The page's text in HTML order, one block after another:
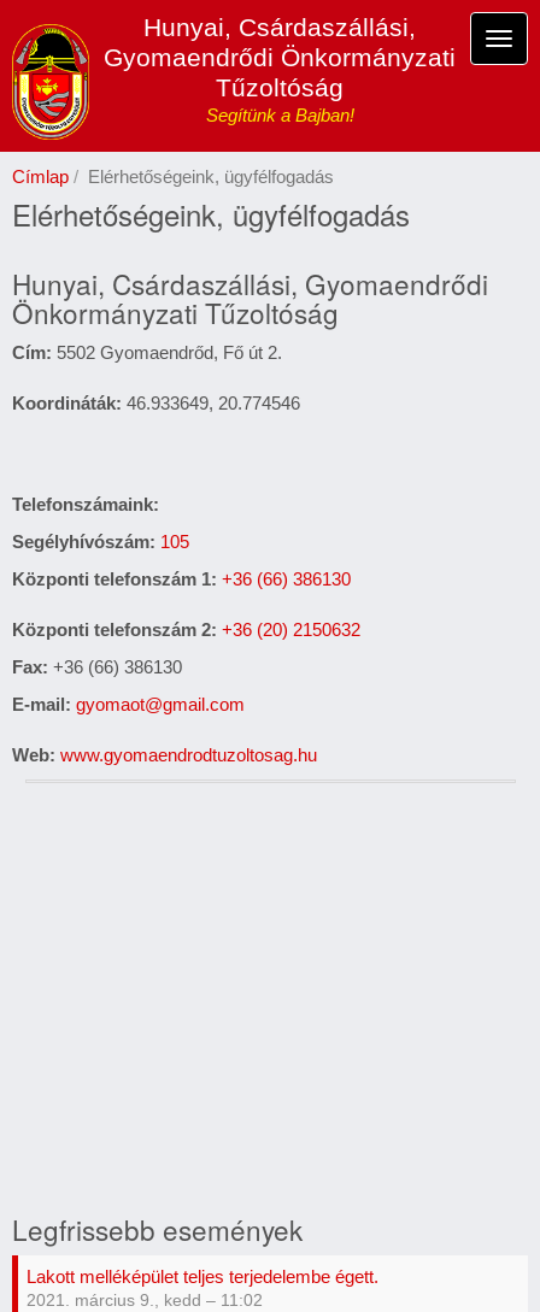
tartalomra
Hunyai, Csárdaszállási,
Gyomaendrődi Önkormányzati
Tűzoltóság
Segítünk a Bajban!
Címlap Elérhetőségeink, ügyfélfogadás
Elérhetőségeink, ügyfélfogadás
Hunyai, Csárdaszállási, Gyomaendrődi
Önkormányzati Tűzoltóság
Cím: 5502 Gyomaendrőd, Fő út 2.
Koordináták: 46.933649, 20.774546
Telefonszámaink:
Segélyhívószám: 105
Központi telefonszám 1: +36 (66) 386130
Központi telefonszám 2: +36 (20) 2150632
Fax: +36 (66) 386130
E-mail: gyomaot@gmail.com
Web: www.gyomaendrodtuzoltosag.hu
Legfrissebb események
Lakott melléképület teljes terjedelembe égett.
2021. március 9., kedd – 11:02